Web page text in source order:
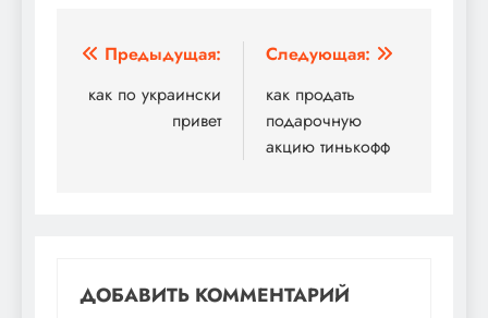
Навигация
по
записям
Предыдущая:
как по украински
привет
Следующая:
как продать
подарочную
акцию тинькофф
ДОБАВИТЬ КОММЕНТАРИЙ